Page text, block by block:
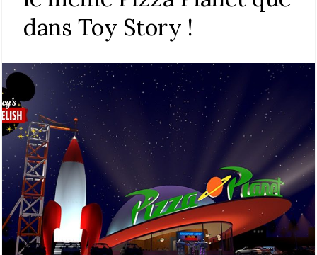
dans Toy Story !